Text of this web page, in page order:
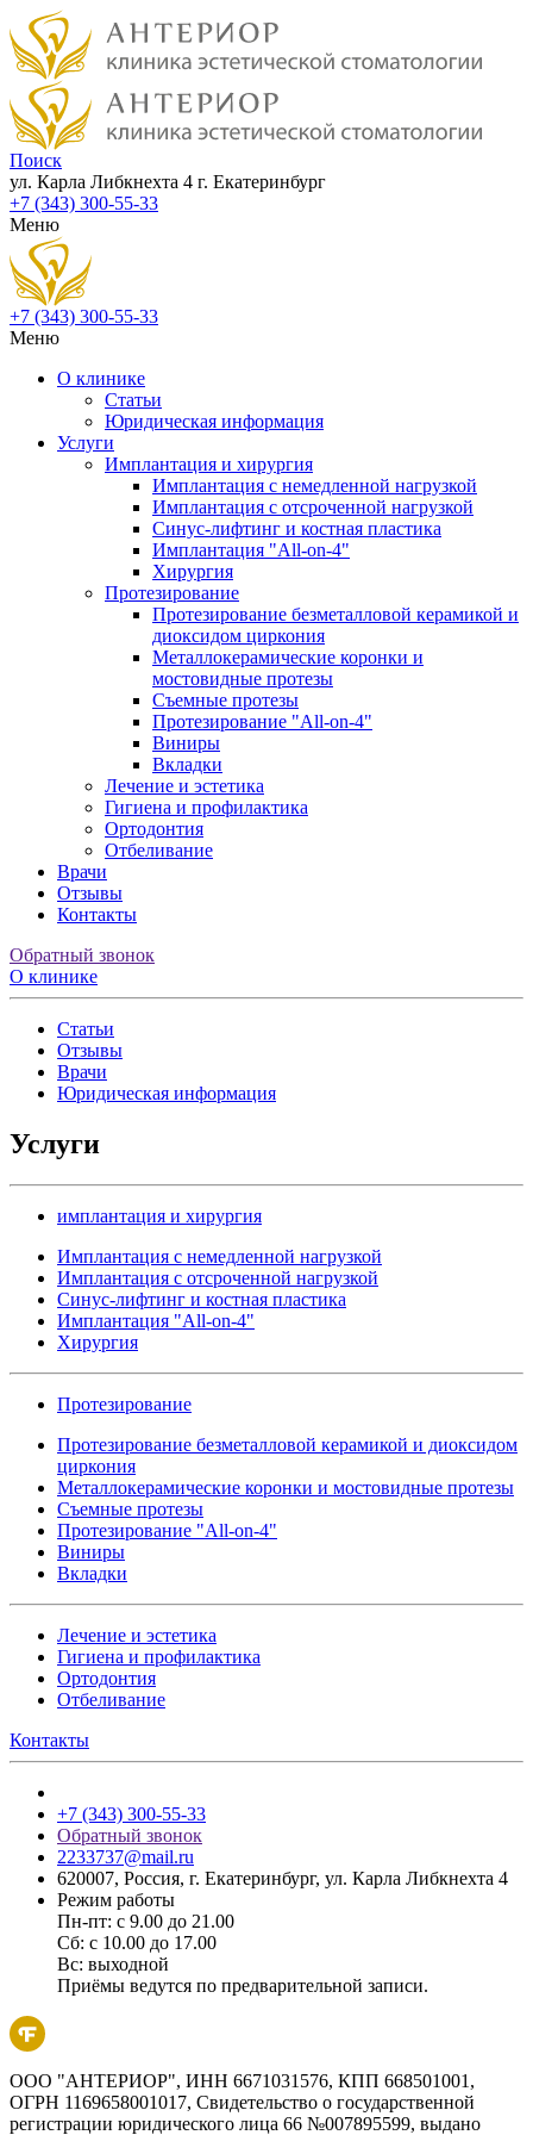
Поиск
ул. Карла Либкнехта 4 г. Екатеринбург
+7 (343) 300-55-33
Меню
+7 (343) 300-55-33
Меню
О клинике
Статьи
Юридическая информация
Услуги
Имплантация и хирургия
Имплантация с немедленной нагрузкой
Имплантация с отсроченной нагрузкой
Синус-лифтинг и костная пластика
Имплантация "All-on-4"
Хирургия
Протезирование
Протезирование безметалловой керамикой и
диоксидом циркония
Металлокерамические коронки и
мостовидные протезы
Съемные протезы
Протезирование "All-on-4"
Виниры
Вкладки
Лечение и эстетика
Гигиена и профилактика
Ортодонтия
Отбеливание
Врачи
Отзывы
Контакты
Обратный звонок
О клинике
Статьи
Отзывы
Врачи
Юридическая информация
Услуги
имплантация и хирургия
Имплантация с немедленной нагрузкой
Имплантация с отсроченной нагрузкой
Синус-лифтинг и костная пластика
Имплантация "All-on-4"
Хирургия
Протезирование
Протезирование безметалловой керамикой и диоксидом
циркония
Металлокерамические коронки и мостовидные протезы
Съемные протезы
Протезирование "All-on-4"
Виниры
Вкладки
Лечение и эстетика
Гигиена и профилактика
Ортодонтия
Отбеливание
Контакты
+7 (343) 300-55-33
Обратный звонок
2233737@mail.ru
620007, Россия, г. Екатеринбург, ул. Карла Либкнехта 4
Режим работы
Пн-пт: с 9.00 до 21.00
Сб: с 10.00 до 17.00
Вс: выходной
Приёмы ведутся по предварительной записи.
ООО "АНТЕРИОР", ИНН 6671031576, КПП 668501001,
ОГРН 1169658001017, Свидетельство о государственной
регистрации юридического лица 66 №007895599, выдано